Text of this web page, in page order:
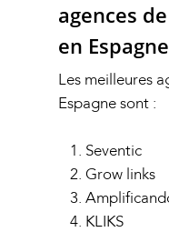
agences
en
Les meilleures
Espagne sont :
Seventic
Grow links
KLIKS